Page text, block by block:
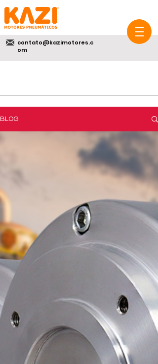
contato@kazimotores.c
om
BLOG